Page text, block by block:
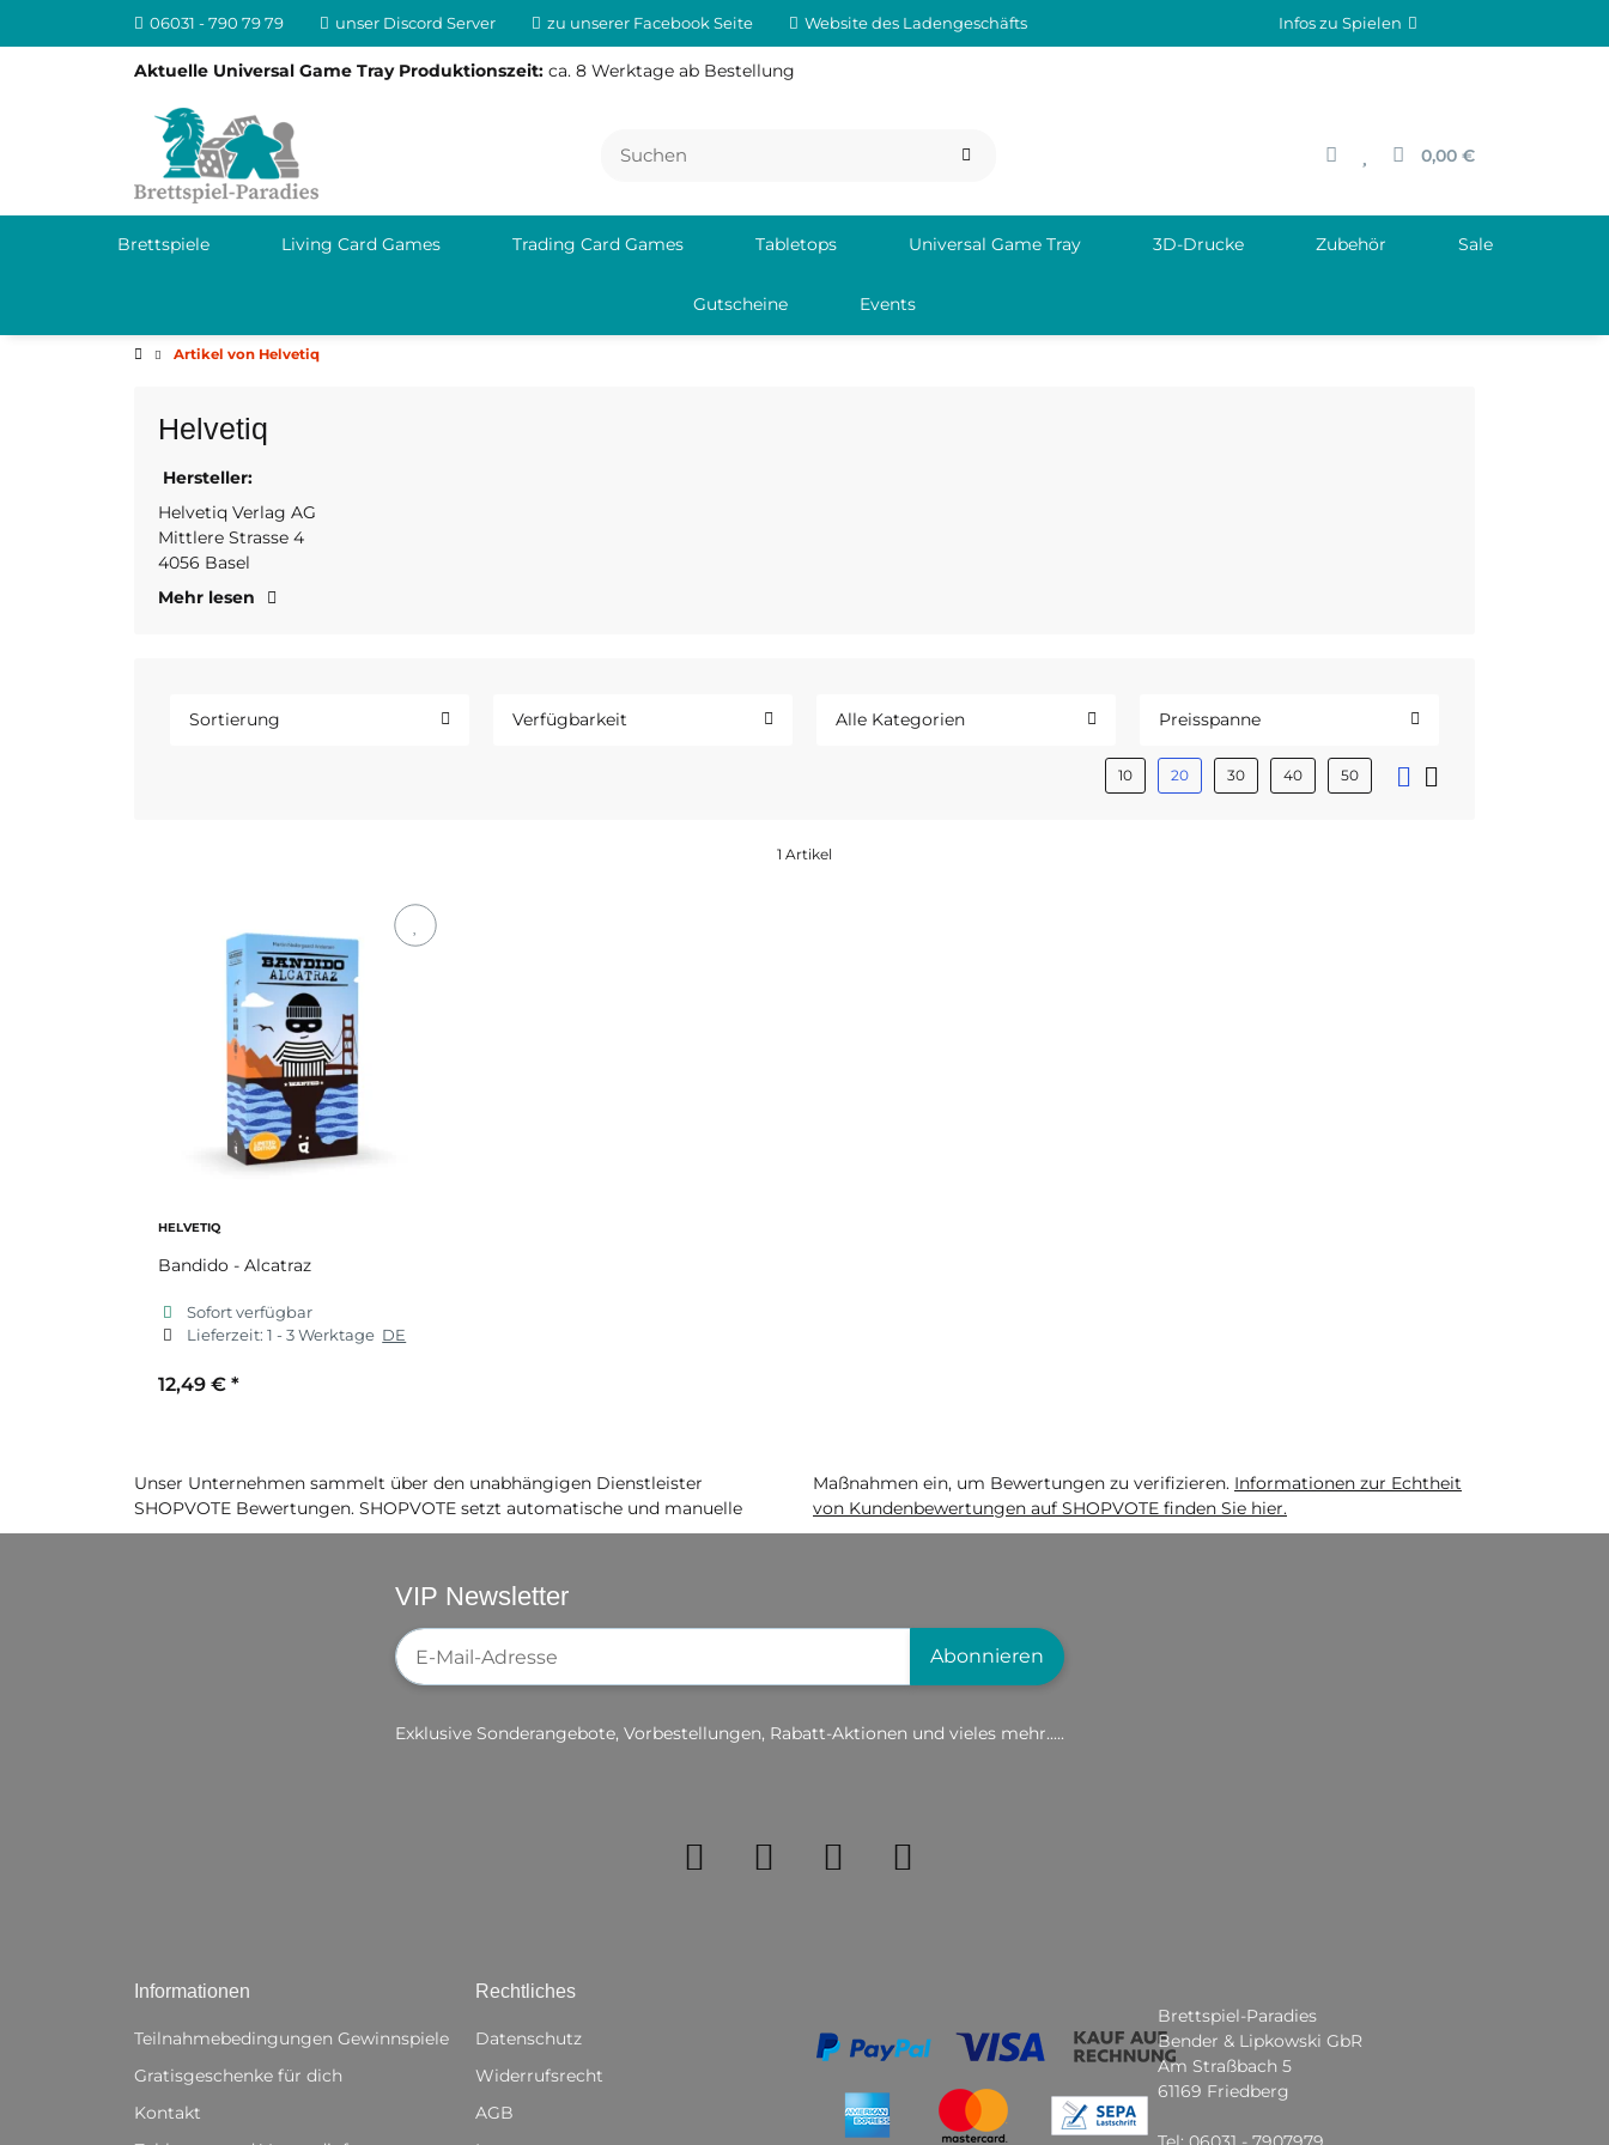
06031 - 790 79 79 unser Discord Server zu unserer Facebook Seite Website des Ladengeschäfts Infos zu Spielen
Aktuelle Universal Game Tray Produktionszeit: ca. 8 Werktage ab Bestellung
0,00 €
Brettspiele Living Card Games Trading Card Games Tabletops Universal Game Tray 3D-Drucke Zubehör Sale
Gutscheine Events
Artikel von Helvetiq
Helvetiq
Hersteller:
Helvetiq Verlag AG
Mittlere Strasse 4
4056 Basel
Mehr lesen
Sortierung Verfügbarkeit Alle Kategorien Preisspanne
10 20 30 40 50
1 Artikel
HELVETIQ
Bandido - Alcatraz
Sofort verfügbar
Lieferzeit:1 - 3 Werktage DE
12,49 € *
Unser Unternehmen sammelt über den unabhängigen Dienstleister
SHOPVOTE Bewertungen. SHOPVOTE setzt automatische und manuelle
Maßnahmen ein, um Bewertungen zu verifizieren. Informationen zur Echtheit
von Kundenbewertungen auf SHOPVOTE finden Sie hier.
VIP Newsletter
Newsletter-Registrierung
Abonnieren
Exklusive Sonderangebote, Vorbestellungen, Rabatt-Aktionen und vieles mehr.....
Informationen
Teilnahmebedingungen Gewinnspiele
Gratisgeschenke für dich
Kontakt
Rechtliches
Datenschutz
Widerrufsrecht
AGB
Brettspiel-Paradies
Bender & Lipkowski GbR
Am Straßbach 5
61169 Friedberg